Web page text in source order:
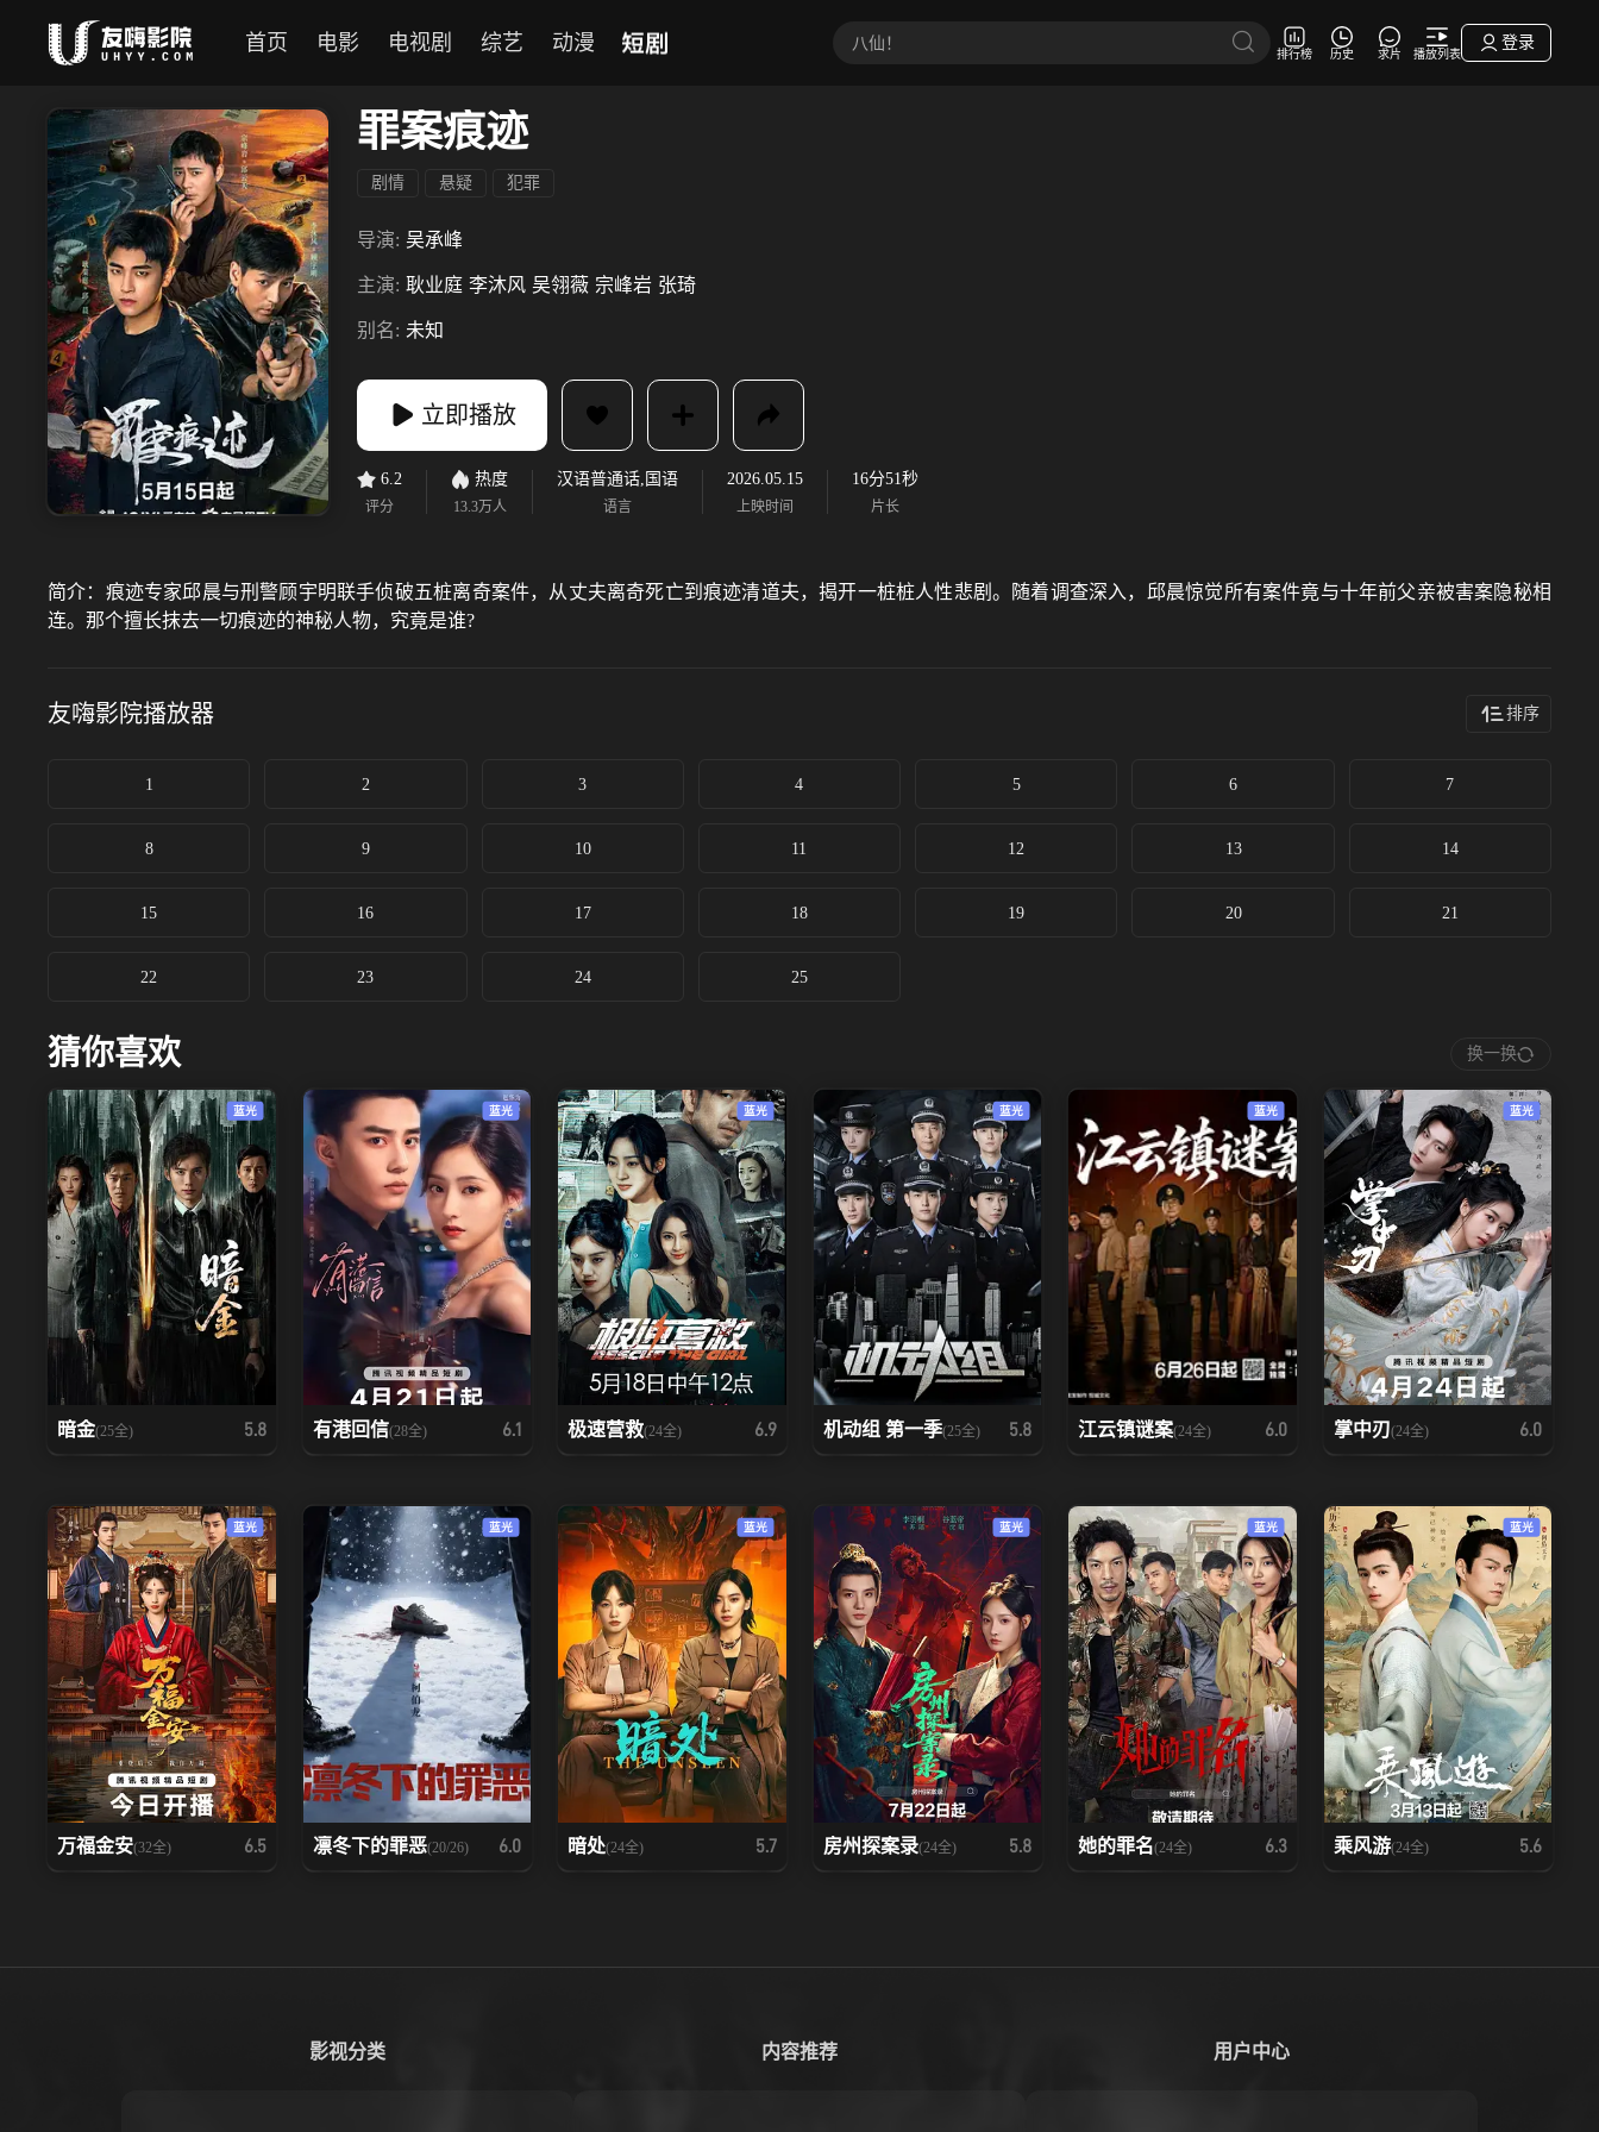
首页 电影 电视剧 综艺 动漫 短剧 排行榜 历史 求片 播放列表
登录
罪案痕迹
剧情 悬疑 犯罪
导演: 吴承峰
主演: 耿业庭 李沐风 吴翎薇 宗峰岩 张琦
别名: 未知
立即播放
6.2
评分
热度
13.3万人
汉语普通话,国语
语言
2026.05.15
上映时间
16分51秒
片长
简介： 痕迹专家邱晨与刑警顾宇明联手侦破五桩离奇案件，从丈夫离奇死亡到痕迹清道夫，揭开一桩桩人性悲剧。随着调查深入，邱晨惊觉所有案件竟与十年前父亲被害案隐秘相
连。那个擅长抹去一切痕迹的神秘人物，究竟是谁?
友嗨影院播放器 排序
1 2 3 4 5 6 7
8 9 10 11 12 13 14
15 16 17 18 19 20 21
22 23 24 25
猜你喜欢 换一换
蓝光
暗金(25全) 5.8
蓝光
有港回信(28全) 6.1
蓝光
极速营救(24全) 6.9
蓝光
机动组 第一季(25全) 5.8
蓝光
江云镇谜案(24全) 6.0
蓝光
掌中刃(24全) 6.0
蓝光
万福金安(32全) 6.5
蓝光
凛冬下的罪恶(20/26) 6.0
蓝光
暗处(24全) 5.7
蓝光
房州探案录(24全) 5.8
蓝光
她的罪名(24全) 6.3
蓝光
乘风游(24全) 5.6
影视分类 内容推荐 用户中心